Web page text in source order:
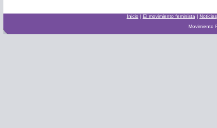
Inicio | El movimiento feminista | Noticias
Movimiento